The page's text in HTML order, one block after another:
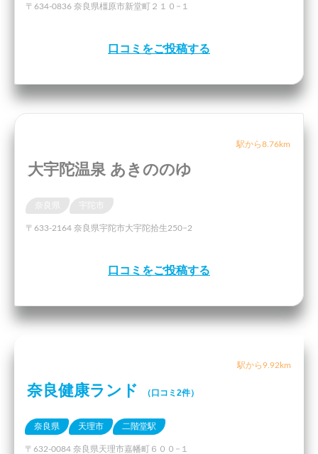
〒634-0836 奈良県橿原市新堂町２１０−１
口コミをご投稿する
駅から8.76km
大宇陀温泉 あきののゆ
奈良県
〒633-2164 奈良県宇陀市大宇陀拾生250−2
口コミをご投稿する
駅から9.92km
奈良健康ランド （口コミ2件）
奈良県 天理市 二階堂駅
〒632-0084 奈良県天理市嘉幡町６００−１